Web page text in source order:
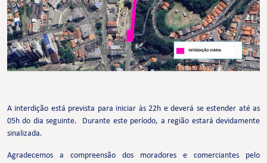
A interdição está prevista para iniciar às 22h e deverá se estender até as
05h do dia seguinte. Durante este período, a região estará devidamente
sinalizada.
Agradecemos a compreensão dos moradores e comerciantes pelo